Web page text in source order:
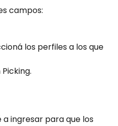
campos:
los perfiles a los que
a ingresar para que los